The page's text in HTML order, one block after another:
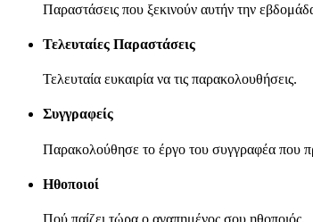
Παραστάσεις που ξεκινούν αυτήν την
Τελευταίες Παραστάσεις
Τελευταία ευκαιρία να τις παρακολουθήσεις.
Συγγραφείς
Παρακολούθησε το έργο του συγγραφέα που
Ηθοποιοί